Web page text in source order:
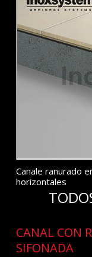
Canale ranurado
horizontales
CANAL CON
SIFONADA